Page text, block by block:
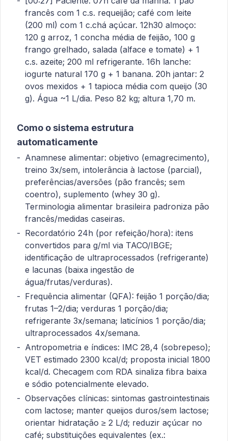
francês com 1 c.s. requeijão; café com leite
(200 ml) com 1 c.chá açúcar. 12h30 almoço:
120 g arroz, 1 concha média de feijão, 100 g
frango grelhado, salada (alface e tomate) + 1
c.s. azeite; 200 ml refrigerante. 16h lanche:
iogurte natural 170 g + 1 banana. 20h jantar: 2
ovos mexidos + 1 tapioca média com queijo (30
g). Água ~1 L/dia. Peso 82 kg; altura 1,70 m.
Como o sistema estrutura
automaticamente
Anamnese alimentar: objetivo (emagrecimento),
treino 3x/sem, intolerância à lactose (parcial),
preferências/aversões (pão francês; sem
coentro), suplemento (whey 30 g).
Terminologia alimentar brasileira padroniza pão
francês/medidas caseiras.
Recordatório 24h (por refeição/hora): itens
convertidos para g/ml via TACO/IBGE;
identificação de ultraprocessados (refrigerante)
e lacunas (baixa ingestão de
água/frutas/verduras).
Frequência alimentar (QFA): feijão 1 porção/dia;
frutas 1–2/dia; verduras 1 porção/dia;
refrigerante 3x/semana; laticínios 1 porção/dia;
ultraprocessados 4x/semana.
Antropometria e índices: IMC 28,4 (sobrepeso);
VET estimado 2300 kcal/d; proposta inicial 1800
kcal/d. Checagem com RDA sinaliza fibra baixa
e sódio potencialmente elevado.
Observações clínicas: sintomas gastrointestinais
com lactose; manter queijos duros/sem lactose;
orientar hidratação ≥ 2 L/d; reduzir açúcar no
café; substituições equivalentes (ex.: